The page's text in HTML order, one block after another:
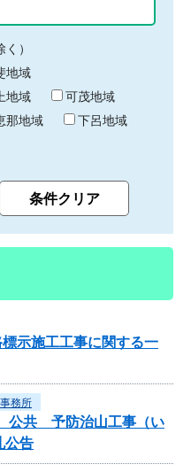
）
地域
地域
可茂地域
那地域
下呂地域
標示施工工事に関する一
務所
公共 予防治山工事（い
公告